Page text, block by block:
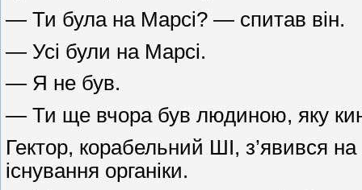
— Ти була на Марсі? — спитав він.
— Усі були на Марсі.
— Я не був.
— Ти ще вчора був людиною, яку
Гектор, корабельний ШІ, з’явився
існування органіки.